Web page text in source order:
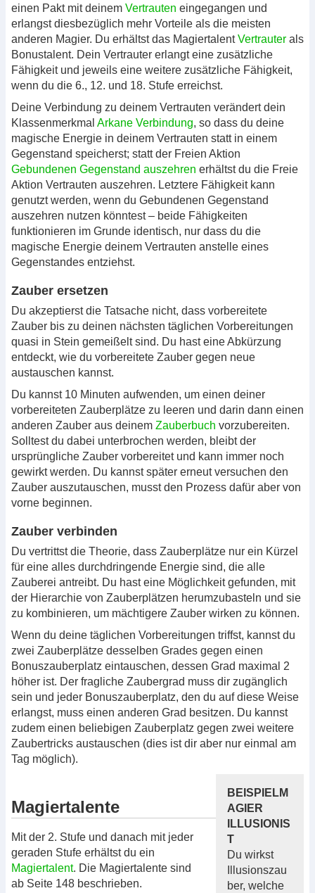
einen Pakt mit deinem Vertrauten eingegangen und
erlangst diesbezüglich mehr Vorteile als die meisten
anderen Magier. Du erhältst das MagiertalentVertrauter als
Bonustalent. Dein Vertrauter erlangt eine zusätzliche
Fähigkeit und jeweils eine weitere zusätzliche Fähigkeit,
wenn du die 6., 12. und 18. Stufe erreichst.
Deine Verbindung zu deinem Vertrauten verändert dein
Klassenmerkmal Arkane Verbindung, so dass du deine
magische Energie in deinem Vertrauten statt in einem
Gegenstand speicherst; statt der Freien Aktion
Gebundenen Gegenstand auszehren erhältst du die Freie
Aktion Vertrauten auszehren. Letztere Fähigkeit kann
genutzt werden, wenn du Gebundenen Gegenstand
auszehren nutzen könntest – beide Fähigkeiten
funktionieren im Grunde identisch, nur dass du die
magische Energie deinem Vertrauten anstelle eines
Gegenstandes entziehst.
Zauber ersetzen
Du akzeptierst die Tatsache nicht, dass vorbereitete
Zauber bis zu deinen nächsten täglichen Vorbereitungen
quasi in Stein gemeißelt sind. Du hast eine Abkürzung
entdeckt, wie du vorbereitete Zauber gegen neue
austauschen kannst.
Du kannst 10 Minuten aufwenden, um einen deiner
vorbereiteten Zauberplätze zu leeren und darin dann einen
anderen Zauber aus deinem Zauberbuch vorzubereiten.
Solltest du dabei unterbrochen werden, bleibt der
ursprüngliche Zauber vorbereitet und kann immer noch
gewirkt werden. Du kannst später erneut versuchen den
Zauber auszutauschen, musst den Prozess dafür aber von
vorne beginnen.
Zauber verbinden
Du vertrittst die Theorie, dass Zauberplätze nur ein Kürzel
für eine alles durchdringende Energie sind, die alle
Zauberei antreibt. Du hast eine Möglichkeit gefunden, mit
der Hierarchie von Zauberplätzen herumzubasteln und sie
zu kombinieren, um mächtigere Zauber wirken zu können.
Wenn du deine täglichen Vorbereitungen triffst, kannst du
zwei Zauberplätze desselben Grades gegen einen
Bonuszauberplatz eintauschen, dessen Grad maximal 2
höher ist. Der fragliche Zaubergrad muss dir zugänglich
sein und jeder Bonuszauberplatz, den du auf diese Weise
erlangst, muss einen anderen Grad besitzen. Du kannst
zudem einen beliebigen Zauberplatz gegen zwei weitere
Zaubertricks austauschen (dies ist dir aber nur einmal am
Tag möglich).
BEISPIELM
AGIER
ILLUSIONIS
T
Du wirkst
Illusionszau
ber, welche
Magiertalente
Mit der 2. Stufe und danach mit jeder
geraden Stufe erhältst du ein
Magiertalent. Die Magiertalente sind
ab Seite 148 beschrieben.